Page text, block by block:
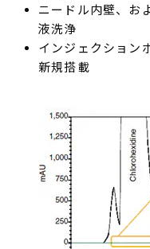
ニードル内壁、お
液洗浄
インジェクション
新規搭載